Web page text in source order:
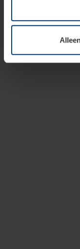
soorten cookies is
toestemming kunt
wijzigen of